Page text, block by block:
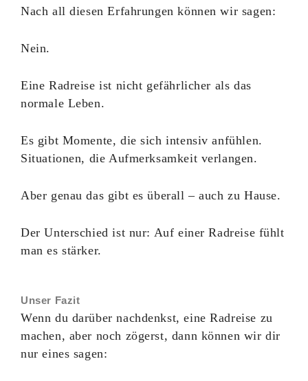
Nach all diesen Erfahrungen können wir sagen:
Nein.
Eine Radreise ist nicht gefährlicher als das
normale Leben.
Es gibt Momente, die sich intensiv anfühlen.
Situationen, die Aufmerksamkeit verlangen.
Aber genau das gibt es überall – auch zu Hause.
Der Unterschied ist nur: Auf einer Radreise fühlt
man es stärker.
Unser Fazit
Wenn du darüber nachdenkst, eine Radreise zu
machen, aber noch zögerst, dann können wir dir
nur eines sagen: